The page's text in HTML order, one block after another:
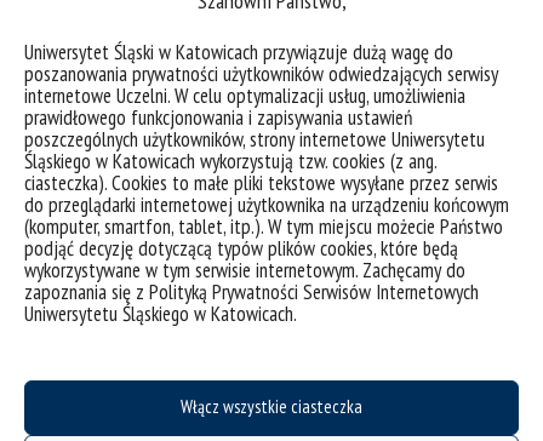
Uniwersytet Śląski w Katowicach przywiązuje dużą wagę do
poszanowania prywatności użytkowników odwiedzających serwisy
internetowe Uczelni. W celu optymalizacji usług, umożliwienia
prawidłowego funkcjonowania i zapisywania ustawień
poszczególnych użytkowników, strony internetowe Uniwersytetu
Śląskiego w Katowicach wykorzystują tzw. cookies (z ang.
ciasteczka). Cookies to małe pliki tekstowe wysyłane przez serwis
do przeglądarki internetowej użytkownika na urządzeniu końcowym
(komputer, smartfon, tablet, itp.). W tym miejscu możecie Państwo
podjąć decyzję dotyczącą typów plików cookies, które będą
wykorzystywane w tym serwisie internetowym. Zachęcamy do
zapoznania się z Polityką Prywatności Serwisów Internetowych
Uniwersytetu Śląskiego w Katowicach.
Włącz wszystkie ciasteczka
Konkursy, konferencje